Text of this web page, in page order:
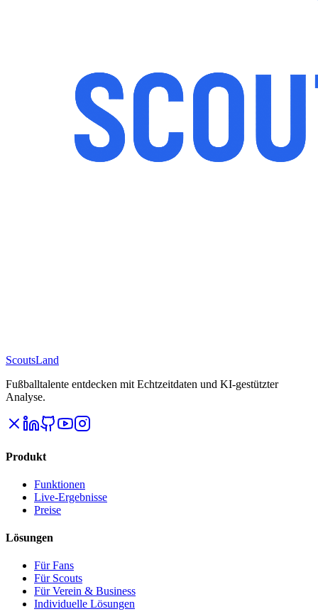
ScoutsLand
Fußballtalente entdecken mit Echtzeitdaten und KI-gestützter
Analyse.
Produkt
Funktionen
Live-Ergebnisse
Preise
Lösungen
Für Fans
Für Scouts
Für Verein & Business
Individuelle Lösungen